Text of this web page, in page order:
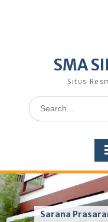
SMA
Situs
Search
for:
Sarana